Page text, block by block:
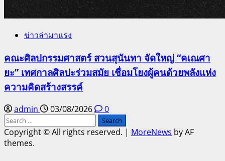
ข่าวล่ามาแรง
คณะศิลปกรรมศาสตร์ สวนสุนันทา จัดใหญ่ “คเณศา
ยะ” เทศกาลศิลปะร่วมสมัย เชื่อมโยงผู้คนด้วยพลังแห่ง
ความคิดสร้างสรรค์
admin 03/08/2026
0
Search
for:
Copyright © All rights reserved. | MoreNews by AF
themes.